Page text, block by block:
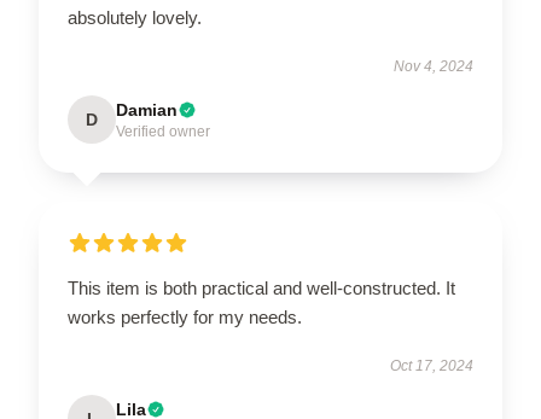
absolutely lovely.
Nov 4, 2024
D Damian
Verified owner
This item is both practical and well-constructed. It
works perfectly for my needs.
Oct 17, 2024
Lila